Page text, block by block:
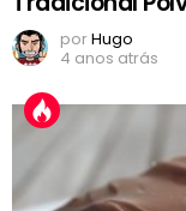
porHugo
4 anos atrás